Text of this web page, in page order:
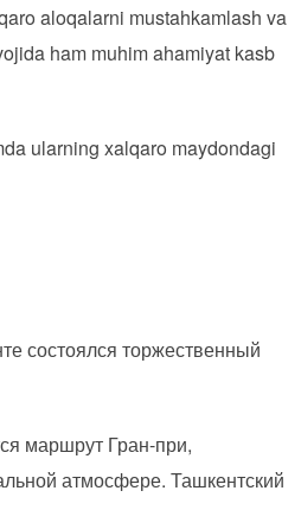
aloqalarni mustahkamlash va
ham muhim ahamiyat kasb
ularning xalqaro maydondagi
состоялся торжественный
маршрут Гран-при,
атмосфере. Ташкентский